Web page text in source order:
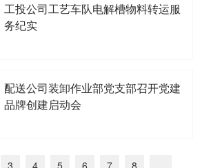
工投公司工艺车队电解槽物料转运服
务纪实
配送公司装卸作业部党支部召开党建
品牌创建启动会
3 4 5 6 7 8